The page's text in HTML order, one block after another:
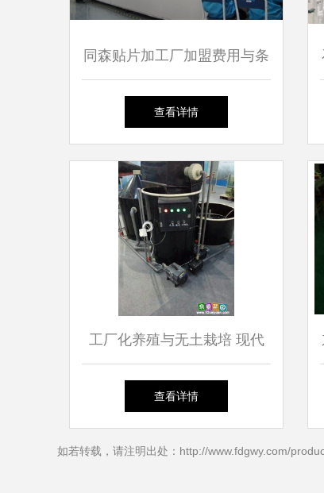
同森贴片加工厂加盟费用与条
件详解 | 中国加盟网及网络信
查看详情
工厂化养殖与无土栽培 现代
都市农业的双翼
查看详情
如若转载，请注明出处：http://www.fdgwy.com/